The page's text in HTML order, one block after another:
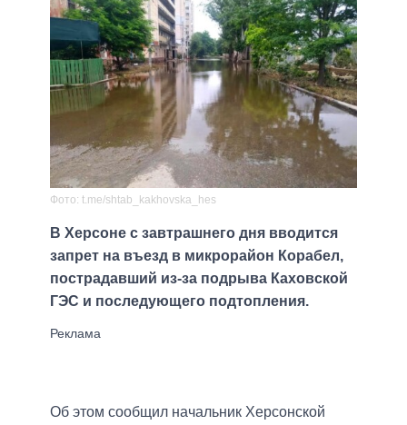
Фото: t.me/shtab_kakhovska_hes
В Херсоне с завтрашнего дня вводится
запрет на въезд в микрорайон Корабел,
пострадавший из-за подрыва Каховской
ГЭС и последующего подтопления.
Об этом сообщил начальник Херсонской